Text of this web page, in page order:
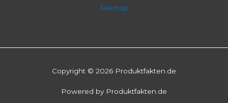
Sitemap
Copyright © 2026 Produktfakten.de
Powered by Produktfakten.de